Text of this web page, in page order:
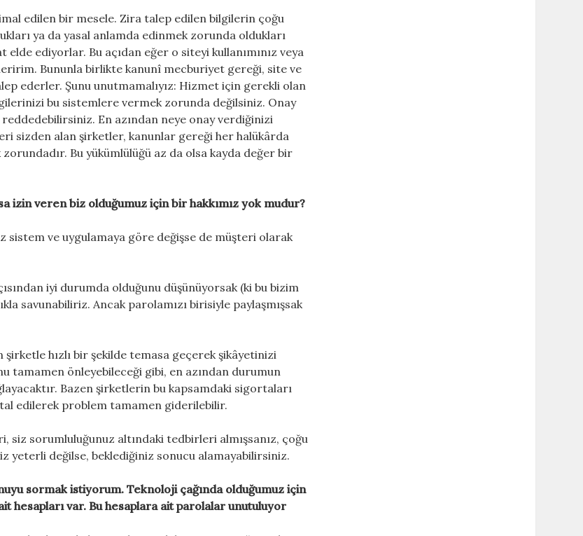
edilen bir mesele. Zira talep edilen bilgilerin çoğu
ya da yasal anlamda edinmek zorunda oldukları
ediyorlar. Bu açıdan eğer o siteyi kullanımınız veya
Bununla birlikte kanunî mecburiyet gereği, site ve
ederler. Şunu unutmamalıyız: Hizmet için gerekli olan
bu sistemlere vermek zorunda değilsiniz. Onay
En azından neye onay verdiğinizi
sizden alan şirketler, kanunlar gereği her halükârda
Bu yükümlülüğü az da olsa kayda değer bir
izin veren biz olduğumuz için bir hakkımız yok mudur?
sistem ve uygulamaya göre değişse de müşteri olarak
iyi durumda olduğunu düşünüyorsak (ki bu bizim
savunabiliriz. Ancak parolamızı birisiyle paylaşmışsak
şirketle hızlı bir şekilde temasa geçerek şikâyetinizi
tamamen önleyebileceği gibi, en azından durumun
Bazen şirketlerin bu kapsamdaki sigortaları
edilerek problem tamamen giderilebilir.
sorumluluğunuz altındaki tedbirleri almışsanız, çoğu
yeterli değilse, beklediğiniz sonucu alamayabilirsiniz.
sormak istiyorum. Teknoloji çağında olduğumuz için
hesapları var. Bu hesaplara ait parolalar unutuluyor